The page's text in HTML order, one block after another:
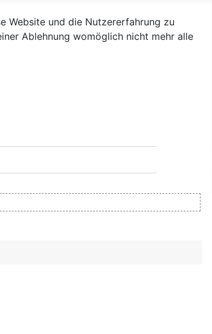
Website und die Nutzererfahrung zu
Ablehnung womöglich nicht mehr alle